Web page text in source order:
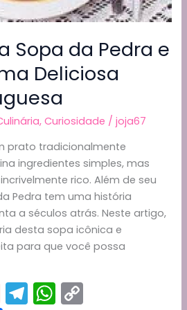
Sopa da Pedra e
Deliciosa
,Curiosidade /joja67
prato tradicionalmente
ingredientes simples, mas
rico. Além de seu
Pedra tem uma história
a séculos atrás. Neste artigo,
desta sopa icônica e
para que você possa
R T W